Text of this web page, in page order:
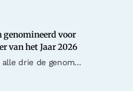
genomineerd voor
van het Jaar 2026
De FNRS is trots dat alle drie de genomineerden voor de titel Hippisch Ondernemer van het Jaar 2026 lid zijn van de FNRS. Tijdens De Hippische Ondernemer Dag op zaterdag 12 september, die plaatsvindt tijdens...